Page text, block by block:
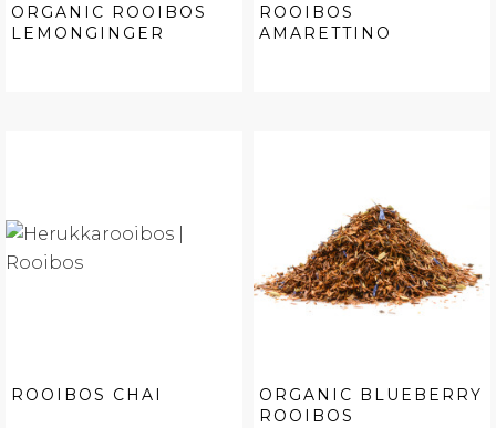
ORGANIC ROOIBOS
LEMONGINGER
ROOIBOS
AMARETTINO
ROOIBOS CHAI
ORGANIC BLUEBERRY
ROOIBOS